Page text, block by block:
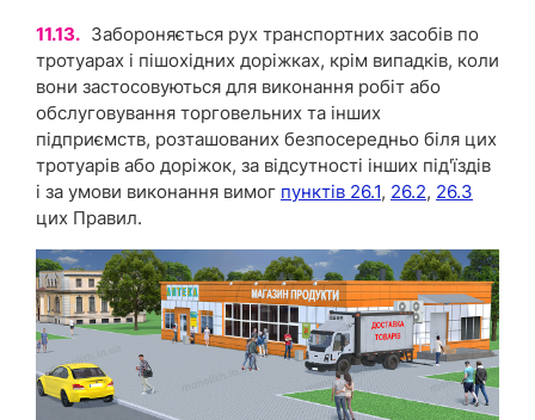
11.13. Забороняється рух транспортних засобів по
тротуарах і пішохідних доріжках, крім випадків, коли
вони застосовуються для виконання робіт або
обслуговування торговельних та інших
підприємств, розташованих безпосередньо біля цих
тротуарів або доріжок, за відсутності інших під'їздів
і за умови виконання вимог пунктів 26.1, 26.2, 26.3
цих Правил.